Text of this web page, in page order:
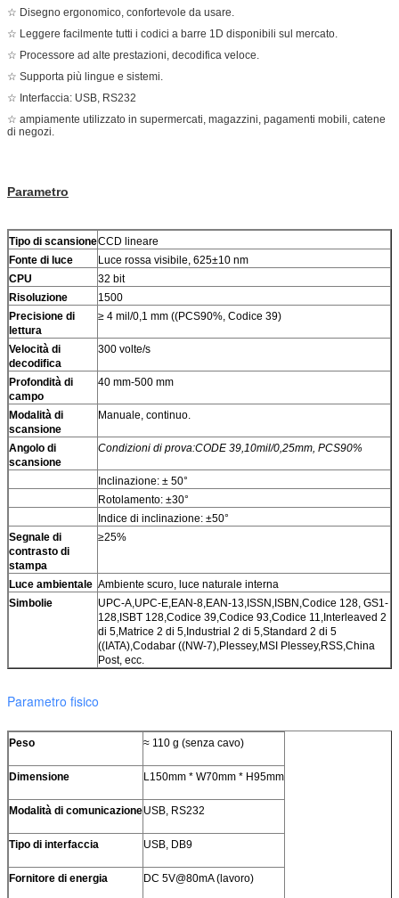
☆ Disegno ergonomico, confortevole da usare.
☆ Leggere facilmente tutti i codici a barre 1D disponibili sul mercato.
☆ Processore ad alte prestazioni, decodifica veloce.
☆ Supporta più lingue e sistemi.
☆ Interfaccia: USB, RS232
☆ ampiamente utilizzato in supermercati, magazzini, pagamenti mobili, catene
di negozi.
Parametro
Tipo di scansioneCCD lineare
Fonte di luce
Luce rossa visibile, 625±10 nm
CPU
32 bit
Risoluzione
1500
Precisione di
lettura
≥ 4 mil/0,1 mm ((PCS90%, Codice 39)
Velocità di
decodifica
300 volte/s
Profondità di
campo
40 mm-500 mm
Modalità di
scansione
Manuale, continuo.
Angolo di
scansione
Condizioni di prova:CODE 39,10mil/0,25mm, PCS90%
Inclinazione: ± 50°
Rotolamento: ±30°
Indice di inclinazione: ±50°
Segnale di
contrasto di
stampa
≥25%
Luce ambientale Ambiente scuro, luce naturale interna
Simbolie
UPC-A,UPC-E,EAN-8,EAN-13,ISSN,ISBN,Codice 128, GS1-
128,ISBT 128,Codice 39,Codice 93,Codice 11,Interleaved 2
di 5,Matrice 2 di 5,Industrial 2 di 5,Standard 2 di 5
((IATA),Codabar ((NW-7),Plessey,MSI Plessey,RSS,China
Post, ecc.
Parametro fisico
Peso ≈ 110 g (senza cavo)
Dimensione L150mm * W70mm * H95mm
Modalità di comunicazioneUSB, RS232
Tipo di interfaccia USB, DB9
Fornitore di energia DC 5V@80mA (lavoro)